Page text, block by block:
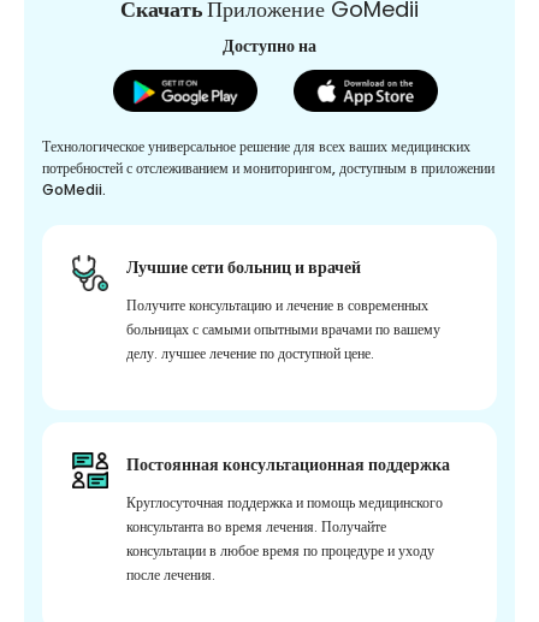
СкачатьПриложение GoMedii
Доступно на
Технологическое универсальное решение для всех ваших медицинских
потребностей с отслеживанием и мониторингом, доступным в приложении
GoMedii.
Лучшие сети больниц и врачей
Получите консультацию и лечение в современных
больницах с самыми опытными врачами по вашему
делу. лучшее лечение по доступной цене.
Постоянная консультационная поддержка
Круглосуточная поддержка и помощь медицинского
консультанта во время лечения. Получайте
консультации в любое время по процедуре и уходу
после лечения.